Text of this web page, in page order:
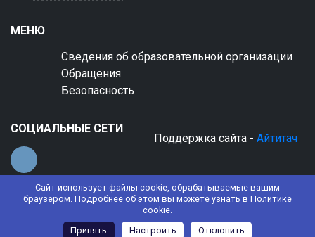
Сайт использует файлы cookie, обрабатываемые вашим
браузером. Подробнее об этом вы можете узнать в Политике
cookie.
Принять
Настроить Отклонить
МЕНЮ
Сведения об образовательной организации
Обращения
Безопасность
СОЦИАЛЬНЫЕ СЕТИ
Поддержка сайта - Айтитач
© 2022 АНО ДО "Планета детства "Лада"